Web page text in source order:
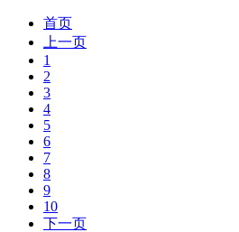
首页
上一页
1
2
3
4
5
6
7
8
9
10
下一页